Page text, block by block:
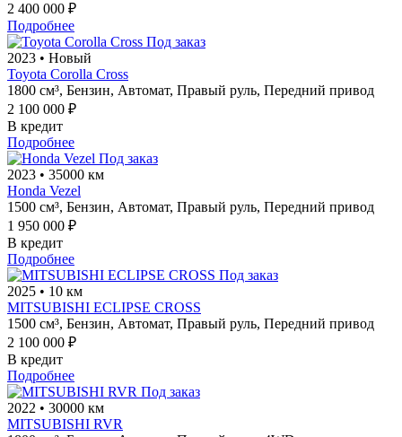
2 400 000 ₽
Подробнее
Под заказ
2023 • Новый
Toyota Corolla Cross
1800 см³, Бензин, Автомат, Правый руль, Передний привод
2 100 000 ₽
В кредит
Подробнее
Под заказ
2023 • 35000 км
Honda Vezel
1500 см³, Бензин, Автомат, Правый руль, Передний привод
1 950 000 ₽
В кредит
Подробнее
Под заказ
2025 • 10 км
MITSUBISHI ECLIPSE CROSS
1500 см³, Бензин, Автомат, Правый руль, Передний привод
2 100 000 ₽
В кредит
Подробнее
Под заказ
2022 • 30000 км
MITSUBISHI RVR